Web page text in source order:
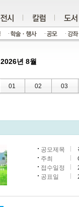
2026년 8월
01 02 03
공모제목
주최
접수일정
공표일